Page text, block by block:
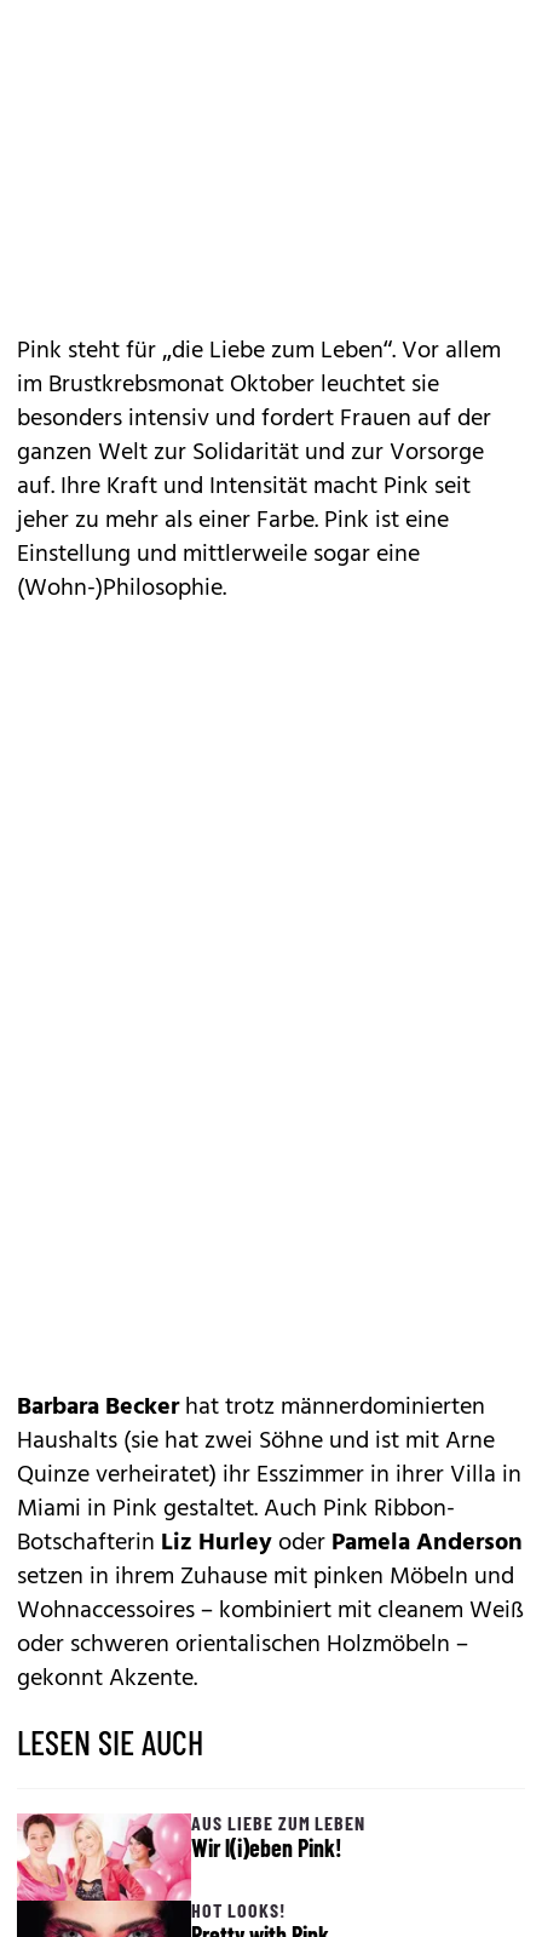
Pink steht für „die Liebe zum Leben“. Vor allem
im Brustkrebsmonat Oktober leuchtet sie
besonders intensiv und fordert Frauen auf der
ganzen Welt zur Solidarität und zur Vorsorge
auf. Ihre Kraft und Intensität macht Pink seit
jeher zu mehr als einer Farbe. Pink ist eine
Einstellung und mittlerweile sogar eine
(Wohn-)Philosophie.
Barbara Beckerhat trotz männerdominierten
Haushalts (sie hat zwei Söhne und ist mit Arne
Quinze verheiratet) ihr Esszimmer in ihrer Villa in
Miami in Pink gestaltet. Auch Pink Ribbon-
Botschafterin Liz HurleyoderPamela Anderson
setzen in ihrem Zuhause mit pinken Möbeln und
Wohnaccessoires – kombiniert mit cleanem Weiß
oder schweren orientalischen Holzmöbeln –
gekonnt Akzente.
LESEN SIE AUCH
AUS LIEBE ZUM LEBEN
Wir l(i)eben Pink!
HOT LOOKS!